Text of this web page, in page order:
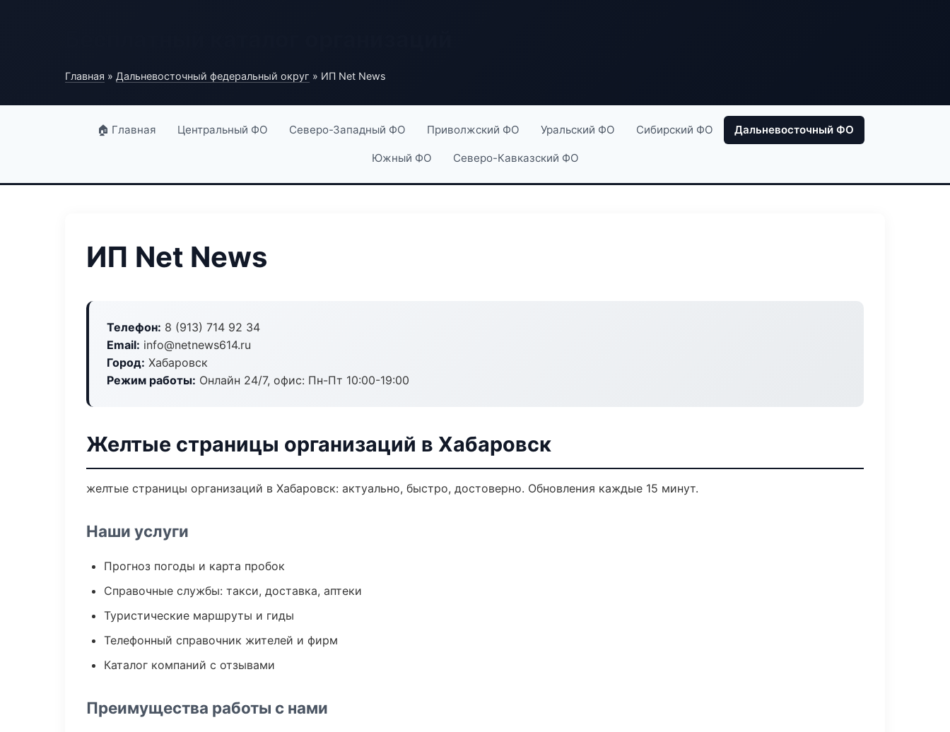
Главная » Дальневосточный федеральный округ » ИП Net News
🏠 Главная Центральный ФО Северо-Западный ФО Приволжский ФО Уральский ФО Сибирский ФО Дальневосточный ФО
Южный ФО Северо-Кавказский ФО
ИП Net News
Телефон: 8 (913) 714 92 34
Email: info@netnews614.ru
Город: Хабаровск
Режим работы: Онлайн 24/7, офис: Пн-Пт 10:00-19:00
Желтые страницы организаций в Хабаровск
желтые страницы организаций в Хабаровск: актуально, быстро, достоверно. Обновления каждые 15 минут.
Наши услуги
Прогноз погоды и карта пробок
Справочные службы: такси, доставка, аптеки
Туристические маршруты и гиды
Телефонный справочник жителей и фирм
Каталог компаний с отзывами
Преимущества работы с нами